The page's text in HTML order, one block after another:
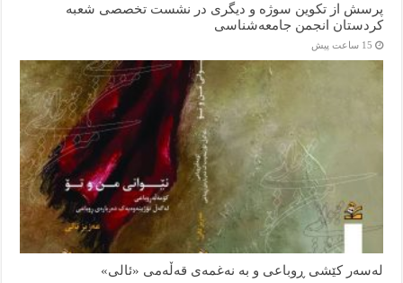
پرسش از تکوین سوژه و دیگری در نشست تخصصی شعبه
کردستان انجمن جامعه‌شناسی
15 ساعت پیش
لەسەر کێشی ڕوباعی و به نەغمەی قەڵەمی «ئالی»